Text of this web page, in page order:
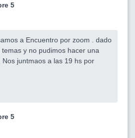
5
a Encuentro por zoom . dado
y no pudimos hacer una
juntmaos a las 19 hs por
5